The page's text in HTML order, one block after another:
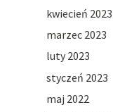
kwiecień 2023
marzec 2023
luty 2023
styczeń 2023
maj 2022